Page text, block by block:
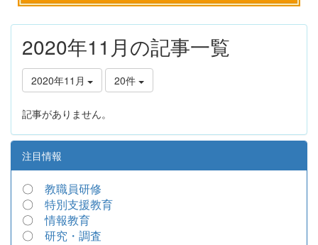
2020年11月の記事一覧
2020年11月 20件
記事がありません。
注目情報
〇 教職員研修
〇 特別支援教育
〇情報教育
〇 研究・調査